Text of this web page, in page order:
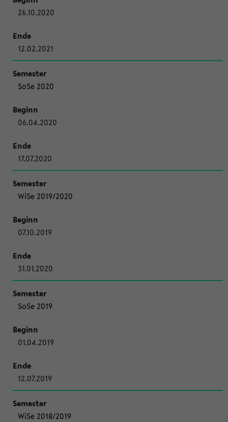
26.10.2020
12.02.2021
SoSe 2020
06.04.2020
17.07.2020
WiSe 2019/2020
07.10.2019
31.01.2020
SoSe 2019
01.04.2019
12.07.2019
WiSe 2018/2019